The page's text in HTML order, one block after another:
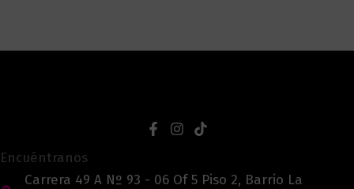
Encuéntranos
Carrera 49 A Nº 93 - 06 Of 5 Piso 2, Barrio La